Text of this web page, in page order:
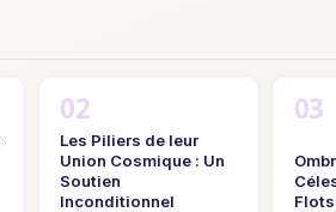
Les Piliers de leur
Union Cosmique : Un
Soutien
Inconditionnel